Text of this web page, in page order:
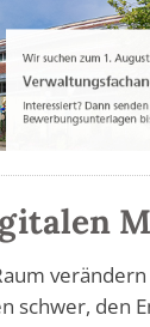
schwer, den